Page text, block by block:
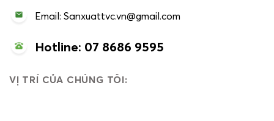
Email: Sanxuattvc.vn@gmail.com
Hotline: 07 8686 9595
VỊ TRÍ CỦA CHÚNG TÔI: